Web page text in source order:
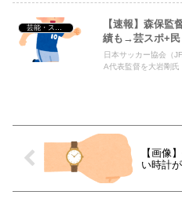
芸能・スポーツ・Youtuber
【速報】森保監
績も→芸スポ+民
日本サッカー協会（
A代表監督を大岩剛氏
【画像
い時計